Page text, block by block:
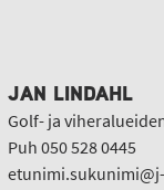
JAN LINDAHL
Golf- ja
Puh 050 528 0445